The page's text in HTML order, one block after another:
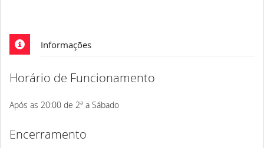
Informações
Horário de Funcionamento
Após as 20:00 de 2ª a Sábado
Encerramento